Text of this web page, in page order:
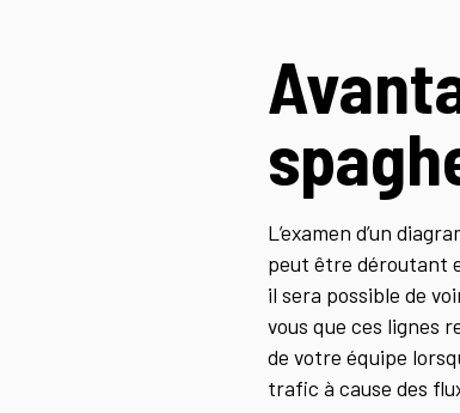
L’examen d’un
peut être déroutant
il sera possible de
vous que ces lignes
de votre équipe
trafic à cause des